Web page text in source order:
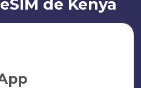
de Kenya